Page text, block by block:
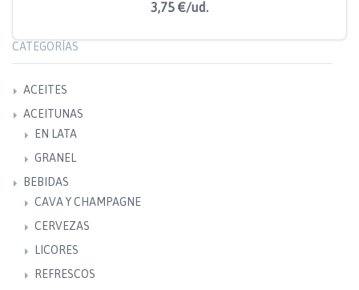
3,75 €/ud.
CATEGORÍAS
ACEITES
ACEITUNAS
EN LATA
GRANEL
BEBIDAS
CAVA Y CHAMPAGNE
CERVEZAS
LICORES
REFRESCOS